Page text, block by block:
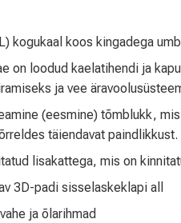
kogukaal koos kingadega
on loodud kaelatihendi ja
ja vee
(eesmine) tõmblukk,
täiendavat paindlikkust.
lisakattega, mis on
3D-padi sisselaskeklapi all
ja õlarihmad